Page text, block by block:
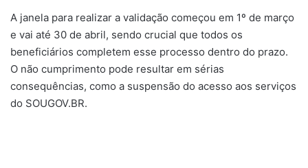
A janela para realizar a validação começou em 1º de março
e vai até 30 de abril, sendo crucial que todos os
beneficiários completem esse processo dentro do prazo.
O não cumprimento pode resultar em sérias
consequências, como a suspensão do acesso aos serviços
do SOUGOV.BR.